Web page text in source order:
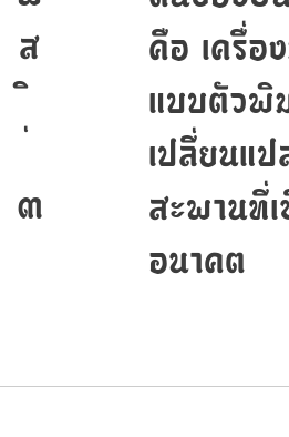
ส
๓
คือ เครื่อ
แบบตัวพิ
เปลี่ยนแป
สะพานที่
อนาคต